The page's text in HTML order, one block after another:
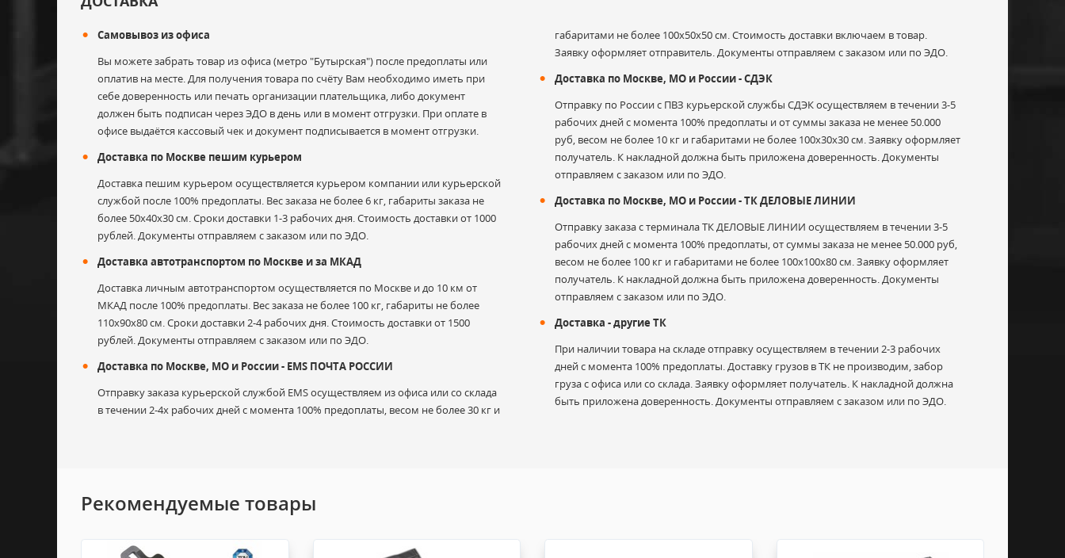
Ваше имя
Электронная почта
Оценка
Самовывоз из офиса
Вы можете забрать товар из офиса (метро "Бутырская") после предоплаты или
оплатив на месте. Для получения товара по счёту Вам необходимо иметь при
себе доверенность или печать организации плательщика, либо документ
должен быть подписан через ЭДО в день или в момент отгрузки. При оплате в
офисе выдаётся кассовый чек и документ подписывается в момент отгрузки.
Доставка по Москве пешим курьером
Доставка пешим курьером осуществляется курьером компании или курьерской
службой после 100% предоплаты. Вес заказа не более 6 кг, габариты заказа не
более 50х40х30 см. Сроки доставки 1-3 рабочих дня. Стоимость доставки от 1000
рублей. Документы отправляем с заказом или по ЭДО.
Доставка автотранспортом по Москве и за МКАД
Доставка личным автотранспортом осуществляется по Москве и до 10 км от
МКАД после 100% предоплаты. Вес заказа не более 100 кг, габариты не более
110х90х80 см. Сроки доставки 2-4 рабочих дня. Стоимость доставки от 1500
рублей. Документы отправляем с заказом или по ЭДО.
Доставка по Москве, МО и России - EMS ПОЧТА РОССИИ
Отправку заказа курьерской службой EMS осуществляем из офиса или со склада
в течении 2-4х рабочих дней с момента 100% предоплаты, весом не более 30 кг и
габаритами не более 100х50х50 см. Стоимость доставки включаем в товар.
Заявку оформляет отправитель. Документы отправляем с заказом или по ЭДО.
Доставка по Москве, МО и России - СДЭК
Отправку по России с ПВЗ курьерской службы СДЭК осуществляем в течении 3-5
рабочих дней с момента 100% предоплаты и от суммы заказа не менее 50.000
руб, весом не более 10 кг и габаритами не более 100х30х30 см. Заявку оформляет
получатель. К накладной должна быть приложена доверенность. Документы
отправляем с заказом или по ЭДО.
Доставка по Москве, МО и России - ТК ДЕЛОВЫЕ ЛИНИИ
Отправку заказа с терминала ТК ДЕЛОВЫЕ ЛИНИИ осуществляем в течении 3-5
рабочих дней с момента 100% предоплаты, от суммы заказа не менее 50.000 руб,
весом не более 100 кг и габаритами не более 100х100х80 см. Заявку оформляет
получатель. К накладной должна быть приложена доверенность. Документы
отправляем с заказом или по ЭДО.
Доставка - другие ТК
При наличии товара на складе отправку осуществляем в течении 2-3 рабочих
дней с момента 100% предоплаты. Доставку грузов в ТК не производим, забор
груза с офиса или со склада. Заявку оформляет получатель. К накладной должна
быть приложена доверенность. Документы отправляем с заказом или по ЭДО.
Гарантия не распространяется на: естественный износ, неправильное применение, пренебрежение гарантией и инструкцией по эксплуатации.
Продавец не несет ответственности за ущерб от использования продукта, особенно в иных целях.
Рекомендуемые товары